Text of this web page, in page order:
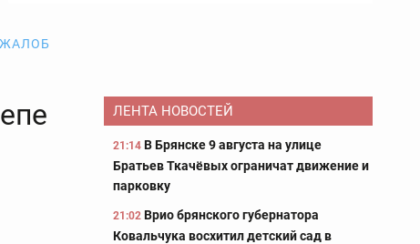
ЛЕНТА НОВОСТЕЙ
21:14 В Брянске 9 августа на улице
Братьев Ткачёвых ограничат движение и
парковку
21:02 Врио брянского губернатора
Ковальчука восхитил детский сад в